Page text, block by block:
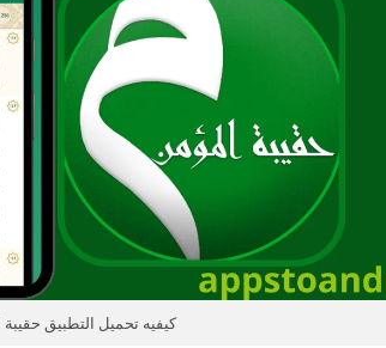
كيفيه تحميل التطبيق حقيبة المؤمن